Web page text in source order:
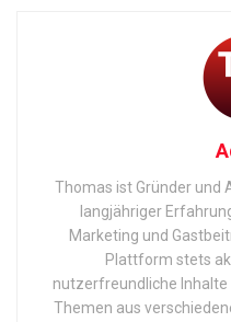
Thomas ist Gründer und
langjähriger
Marketing und
Plattform stets
nutzerfreundliche Inhalte
Themen aus